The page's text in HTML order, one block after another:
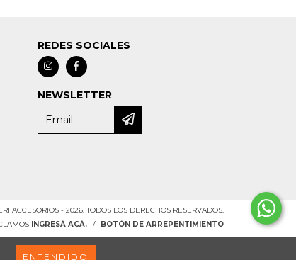
ENTENDIDO
REDES SOCIALES
NEWSLETTER
ACCESORIOS - 2026. TODOS LOS DERECHOS RESERVADOS.
INGRESÁ ACÁ. / BOTÓN DE ARREPENTIMIENTO